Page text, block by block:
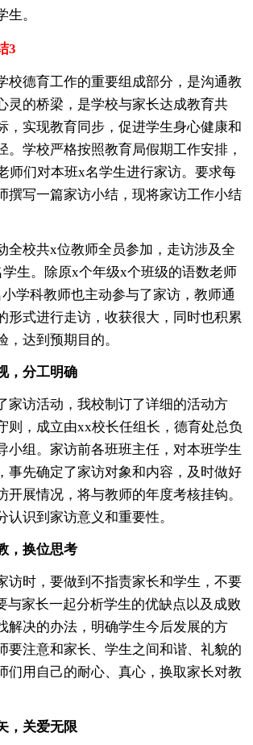
。
3
校德育工作的重要组成部分，是沟通教
灵的桥梁，是学校与家长达成教育共
，实现教育同步，促进学生身心健康和
。学校严格按照教育局假期工作安排，
师们对本班x名学生进行家访。要求每
撰写一篇家访小结，现将家访工作小结
全校共x位教师全员参加，走访涉及全
生。除原x个年级x个班级的语数老师
学科教师也主动参与了家访，教师通
形式进行走访，收获很大，同时也积累
，达到预期目的。
，分工明确
家访活动，我校制订了详细的活动方
则，成立由xx校长任组长，德育处总负
小组。家访前各班班主任，对本班学生
事先确定了家访对象和内容，及时做好
开展情况，将与教师的年度考核挂钩。
认识到家访意义和重要性。
，换位思考
访时，要做到不指责家长和学生，不要
与家长一起分析学生的优缺点以及成败
解决的办法，明确学生今后发展的方
要注意和家长、学生之间和谐、礼貌的
们用自己的耐心、真心，换取家长对教
，关爱无限